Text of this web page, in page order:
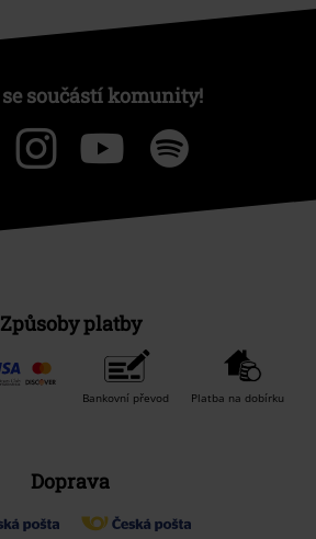
součástí komunity!
Způsoby platby
Bankovní převod Platba na dobírku
Doprava